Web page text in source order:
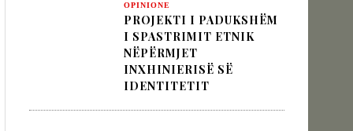
OPINIONE
PROJEKTI I PADUKSHËM
I SPASTRIMIT ETNIK
NËPËRMJET
INXHINIERISË SË
IDENTITETIT